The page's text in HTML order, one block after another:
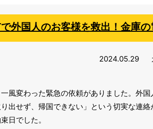
外国人のお客様を救出！金庫
2024.05.29
風変わった緊急の依頼がありました。外
出せず、帰国できない」という切実な連
日でした。